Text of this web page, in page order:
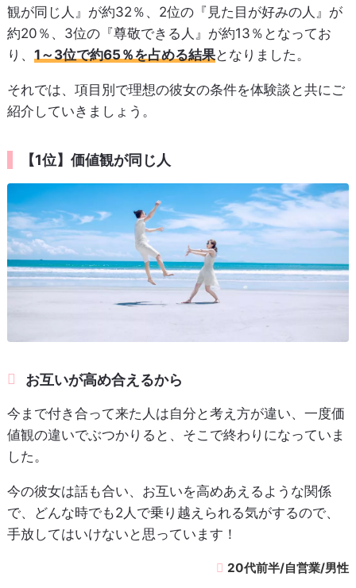
観が同じ人』が約32％、2位の『見た目が好みの人』が
約20％、3位の『尊敬できる人』が約13％となってお
り、 1～3位で約65％を占める結果となりました。
それでは、項目別で理想の彼女の条件を体験談と共にご
紹介していきましょう。
【1位】価値観が同じ人
お互いが高め合えるから
今まで付き合って来た人は自分と考え方が違い、一度価
値観の違いでぶつかりると、そこで終わりになっていま
した。
今の彼女は話も合い、お互いを高めあえるような関係
で、どんな時でも2人で乗り越えられる気がするので、
手放してはいけないと思っています！
20代前半/自営業/男性